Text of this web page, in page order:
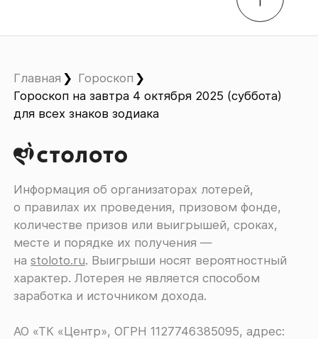
Главная
Гороскоп
Гороскоп на завтра 4 октября 2025 (суббота)
для всех знаков зодиака
Информация об организаторах лотерей,
о правилах их проведения, призовом фонде,
количестве призов или выигрышей, сроках,
месте и порядке их получения ―
наstoloto.ru. Выигрыши носят вероятностный
характер. Лотерея не является способом
заработка и источником дохода.
АО «ТК «Центр», ОГРН 1127746385095, адрес: